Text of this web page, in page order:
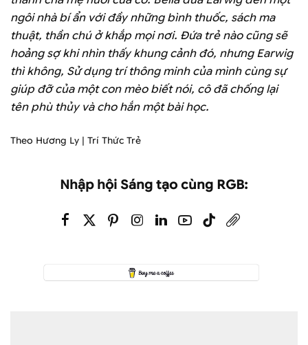
ngôi nhà bí ẩn với đầy những bình thuốc, sách ma
thuật, thần chú ở khắp mọi nơi. Đứa trẻ nào cũng sẽ
hoảng sợ khi nhìn thấy khung cảnh đó, nhưng Earwig
thì không, Sử dụng trí thông minh của mình cùng sự
giúp đỡ của một con mèo biết nói, cô đã chống lại
tên phù thủy và cho hắn một bài học.
Theo Hương Ly | Trí Thức Trẻ
Nhập hội Sáng tạo cùng RGB: